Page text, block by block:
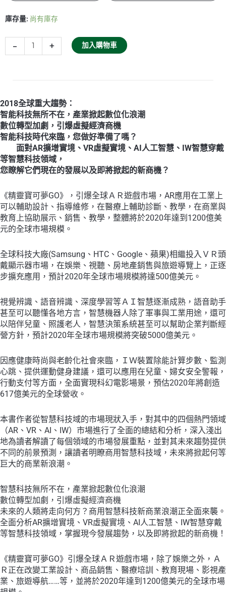
庫存量: 尚有庫存
-
戰
能
機：
掌
握
AR、
VR、
AI、
IW
在
顛
覆
每
行
業
的
技
狂
潮
數
+ 加入購物車
2018全球重大趨勢：
智能科技無所不在，產業掀起數位化浪潮
數位轉型加劇，引爆虛擬經濟商機
智能科技時代來臨，您做好準備了嗎？
面對AR擴增實境、VR虛擬實境、AI人工智慧、IW智慧穿戴
等智慧科技領域，
您瞭解它們現在的發展以及即將掀起的新商機？
《精靈寶可夢GO》，引爆全球ＡＲ遊戲市場，AR應用在工業上
可以輔助設計、指導維修，在醫療上輔助診斷、教學，在商業與
教育上協助展示、銷售、教學，整體將於2020年達到1200億美
元的全球市場規模。
全球科技大廠(Samsung、HTC、Google、蘋果)相繼投入ＶＲ頭
戴顯示器市場，在娛樂、視聽、房地產銷售與旅遊導覽上，正逐
步擴充應用，預計2020年全球市場規模將達500億美元。
視覺辨識、語音辨識、深度學習等ＡＩ智慧逐漸成熟，語音助手
甚至可以聽懂各地方言，智慧機器人除了軍事與工業用途，還可
以陪伴兒童、照護老人，智慧決策系統甚至可以幫助企業判斷經
營方針，預計2020年全球市場規模將突破5000億美元。
因應健康時尚與老齡化社會來臨，ＩＷ裝置除能計算步數、監測
心跳、提供運動健身建議，還可以應用在兒童、婦女安全警報，
行動支付等方面，全面實現科幻電影場景，預估2020年將創造
617億美元的全球營收。
本書作者從智慧科技域的市場現狀入手，對其中的四個熱門領域
（AR、VR、AI、IW）市場進行了全面的總結和分析，深入淺出
地為讀者解讀了每個領域的市場發展重點，並對其未來趨勢提供
不同的前景預測，讓讀者明瞭商用智慧科技域，未來將掀起何等
巨大的商業新浪潮。
智慧科技無所不在，產業掀起數位化浪潮
數位轉型加劇，引爆虛擬經濟商機
未來的人類將走向何方？商用智慧科技新商業浪潮正全面來襲。
全面分析AR擴增實境、VR虛擬實境、AI人工智慧、IW智慧穿戴
等智慧科技領域，掌握現今發展趨勢，以及即將掀起的新商機！
《精靈寶可夢GO》引爆全球ＡＲ遊戲市場，除了娛樂之外，Ａ
Ｒ正在改變工業設計、商品銷售、醫療培訓、教育現場、影視產
業、旅遊導航……等，並將於2020年達到1200億美元的全球市場